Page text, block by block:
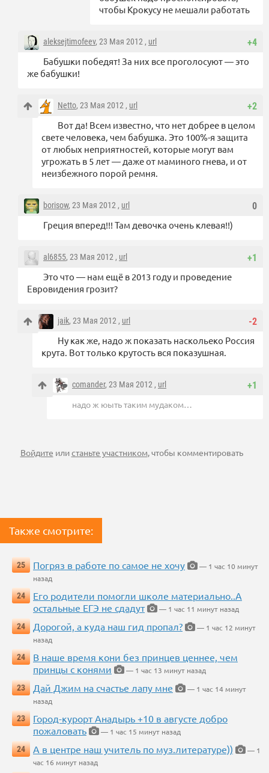
чтобы Крокусу не мешали работать
+4
aleksejtimofeev, 23 Мая 2012 , url
Бабушки победят! За них все проголосуют — это
же бабушки!
+2
Netto, 23 Мая 2012 , url
Вот да! Всем известно, что нет добрее в целом
свете человека, чем бабушка. Это 100%-я защита
от любых неприятностей, которые могут вам
угрожать в 5 лет — даже от маминого гнева, и от
неизбежного порой ремня.
0
borisow, 23 Мая 2012 , url
Греция вперед!!! Там девочка очень клевая!!)
+1
al6855, 23 Мая 2012 , url
Это что — нам ещё в 2013 году и проведение
Евровидения грозит?
-2
jaik, 23 Мая 2012 , url
Ну как же, надо ж показать наскольеко Россия
крута. Вот только крутость вся показушная.
+1
comander, 23 Мая 2012 , url
надо ж юыть таким мудаком…
Войдите илистаньте участником, чтобы комментировать
Также смотрите:
25 Погряз в работе по самое не хочу
— 1 час 10 минут
назад
24
Его родители помогли школе материально..А
остальные ЕГЭ не сдадут
— 1 час 11 минут назад
24
Дорогой, а куда наш гид пропал?
— 1 час 12 минут
назад
24
В наше время кони без принцев ценнее, чем
принцы с конями
— 1 час 13 минут назад
23
Дай Джим на счастье лапу мне
— 1 час 14 минут
назад
23
Город-курорт Анадырь +10 в августе добро
пожаловать
— 1 час 15 минут назад
24
А в центре наш учитель по муз.литературе))
— 1
час 16 минут назад